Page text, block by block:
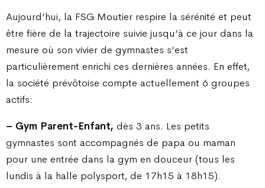
Aujourd’hui, la FSG Moutier respire la sérénité et peut
être fière de la trajectoire suivie jusqu’à ce jour dans la
mesure où son vivier de gymnastes s’est
particulièrement enrichi ces dernières années. En effet,
la société prévôtoise compte actuellement 6 groupes
actifs:
– Gym Parent-Enfant, dès 3 ans. Les petits
gymnastes sont accompagnés de papa ou maman
pour une entrée dans la gym en douceur (tous les
lundis à la halle polysport, de 17h15 à 18h15).